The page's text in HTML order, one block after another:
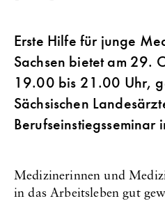
Erste Hilfe für junge
Sachsen bietet am 29.
19.00 bis 21.00 Uhr,
Sächsischen
Berufseinstiegsseminar
Medizinerinnen und
in das Arbeitsleben gut